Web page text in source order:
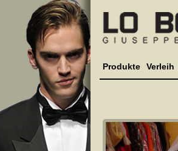
Produkte Verleih